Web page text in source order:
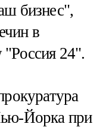
бизнес",
в
"Россия 24".
Йорка при